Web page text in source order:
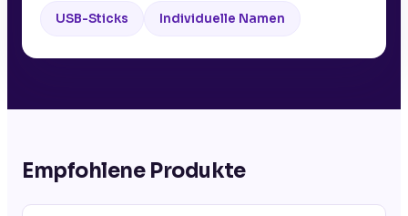
USB-Sticks Individuelle Namen
Empfohlene Produkte